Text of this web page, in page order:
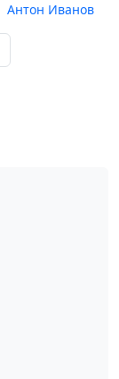
Антон Иванов